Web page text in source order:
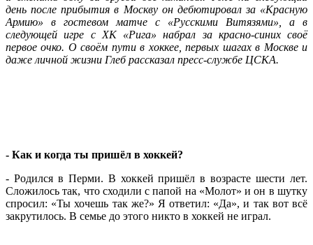
день после прибытия в Москву он дебютировал за «Красную
Армию» в гостевом матче с «Русскими Витязями», а в
следующей игре с ХК «Рига» набрал за красно-синих своё
первое очко. О своём пути в хоккее, первых шагах в Москве и
даже личной жизни Глеб рассказал пресс-службе ЦСКА.
- Как и когда ты пришёл в хоккей?
- Родился в Перми. В хоккей пришёл в возрасте шести лет.
Сложилось так, что сходили с папой на «Молот» и он в шутку
спросил: «Ты хочешь так же?» Я ответил: «Да», и так вот всё
закрутилось. В семье до этого никто в хоккей не играл.